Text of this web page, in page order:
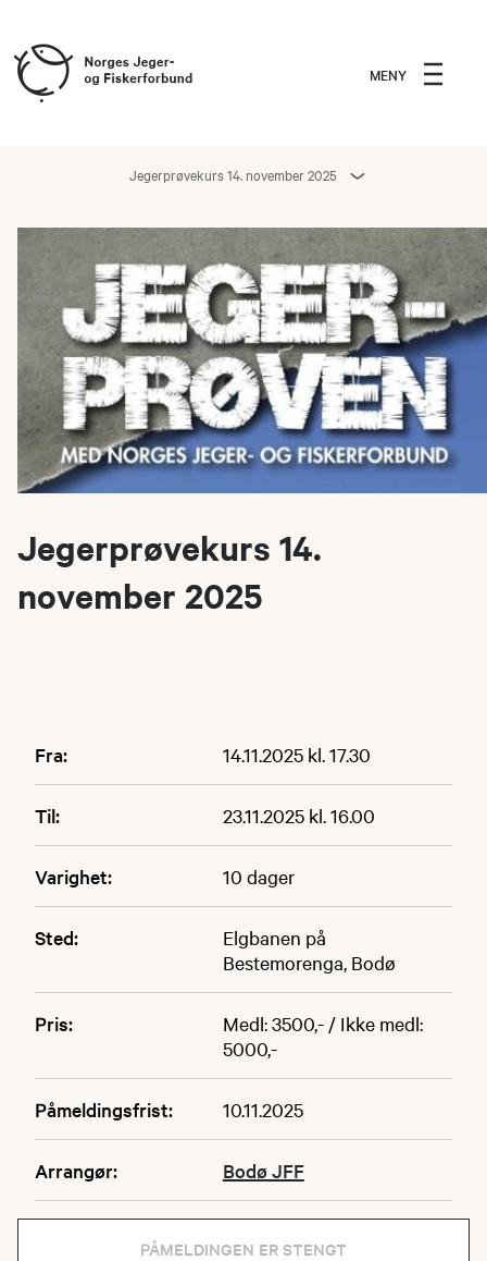
MENY
Jegerprøvekurs 14. november 2025
Jegerprøvekurs 14.
november 2025
Fra: 14.11.2025 kl. 17.30
Til: 23.11.2025 kl. 16.00
Varighet: 10 dager
Sted:
Elgbanen på
Bestemorenga, Bodø
Pris:
Medl: 3500,- / Ikke medl:
5000,-
Påmeldingsfrist: 10.11.2025
Arrangør: Bodø JFF
PÅMELDINGEN ER STENGT